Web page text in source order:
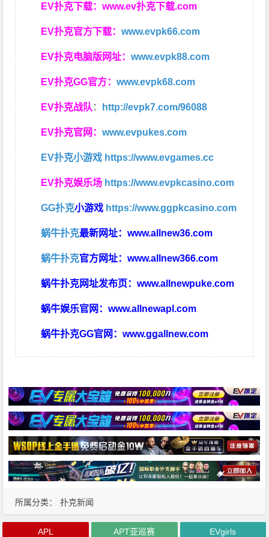
EV扑克下载：www.ev扑克下载.com
EV扑克官方下载：www.evpk66.com
EV扑克电脑版网址：www.evpk88.com
EV扑克GG官方：www.evpk68.com
EV扑克战队 ： http://evpk7.com/96088
EV扑克官网：www.evpukes.com
EV扑克小游戏 https://www.evgames.cc
EV扑克娱乐场 https://www.evpkcasino.com
GG扑克小游戏 https://www.ggpkcasino.com
蜗牛扑克最新网址：www.allnew36.com
蜗牛扑克官方网址：www.allnew366.com
蜗牛扑克网址发布页：www.allnewpuke.com
蜗牛娱乐官网：www.allnewapl.com
蜗牛扑克GG官网：www.ggallnew.com
所属分类： 扑克新闻
APL APT亚巡赛 EVgirls